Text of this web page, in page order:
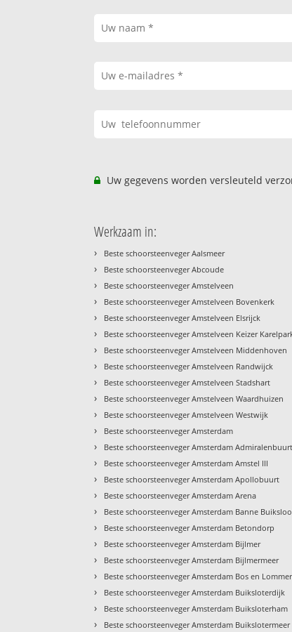
Uw gegevens worden versleuteld
Werkzaam in:
› Beste schoorsteenveger Aalsmeer
› Beste schoorsteenveger Abcoude
› Beste schoorsteenveger Amstelveen
› Beste schoorsteenveger Amstelveen Bovenkerk
› Beste schoorsteenveger Amstelveen Elsrijck
› Beste schoorsteenveger Amstelveen Keizer
› Beste schoorsteenveger Amstelveen Middenhoven
› Beste schoorsteenveger Amstelveen Randwijck
› Beste schoorsteenveger Amstelveen Stadshart
› Beste schoorsteenveger Amstelveen Waardhuizen
› Beste schoorsteenveger Amstelveen Westwijk
› Beste schoorsteenveger Amsterdam
› Beste schoorsteenveger Amsterdam Admiralenbuurt
› Beste schoorsteenveger Amsterdam Amstel III
› Beste schoorsteenveger Amsterdam Apollobuurt
› Beste schoorsteenveger Amsterdam Arena
› Beste schoorsteenveger Amsterdam Banne
› Beste schoorsteenveger Amsterdam Betondorp
› Beste schoorsteenveger Amsterdam Bijlmer
› Beste schoorsteenveger Amsterdam Bijlmermeer
› Beste schoorsteenveger Amsterdam Bos en Lommer
› Beste schoorsteenveger Amsterdam Buiksloterdijk
› Beste schoorsteenveger Amsterdam Buiksloterham
› Beste schoorsteenveger Amsterdam Buikslotermeer